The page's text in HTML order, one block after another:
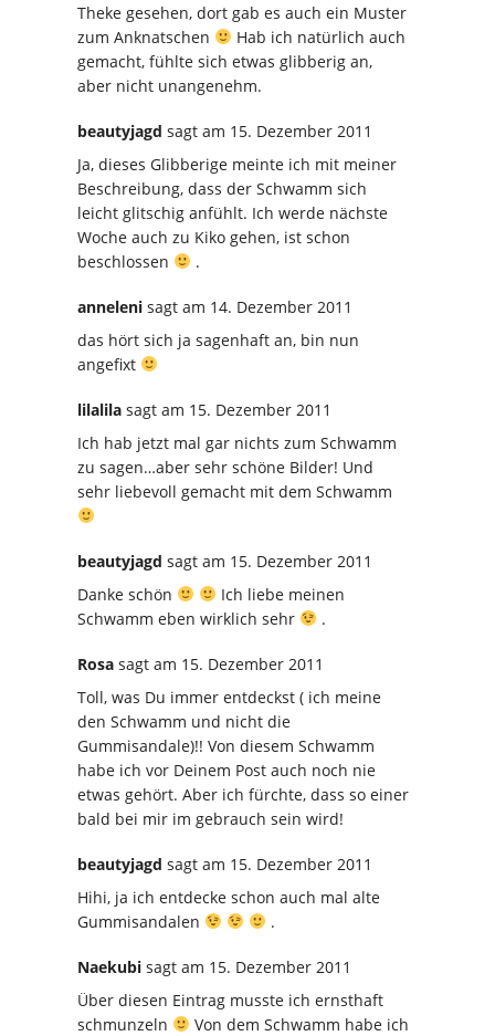
Theke gesehen, dort gab es auch ein Muster
zum Anknatschen
Hab ich natürlich auch
gemacht, fühlte sich etwas glibberig an,
aber nicht unangenehm.
beautyjagd sagt am 15. Dezember 2011
Ja, dieses Glibberige meinte ich mit meiner
Beschreibung, dass der Schwamm sich
leicht glitschig anfühlt. Ich werde nächste
Woche auch zu Kiko gehen, ist schon
beschlossen
.
anneleni sagt am 14. Dezember 2011
das hört sich ja sagenhaft an, bin nun
angefixt
lilalila sagt am 15. Dezember 2011
Ich hab jetzt mal gar nichts zum Schwamm
zu sagen…aber sehr schöne Bilder! Und
sehr liebevoll gemacht mit dem Schwamm
beautyjagd sagt am 15. Dezember 2011
Danke schön
Ich liebe meinen
Schwamm eben wirklich sehr
.
Rosa sagt am 15. Dezember 2011
Toll, was Du immer entdeckst ( ich meine
den Schwamm und nicht die
Gummisandale)!! Von diesem Schwamm
habe ich vor Deinem Post auch noch nie
etwas gehört. Aber ich fürchte, dass so einer
bald bei mir im gebrauch sein wird!
beautyjagd sagt am 15. Dezember 2011
Hihi, ja ich entdecke schon auch mal alte
Gummisandalen
.
Naekubi sagt am 15. Dezember 2011
Über diesen Eintrag musste ich ernsthaft
schmunzeln
Von dem Schwamm habe ich